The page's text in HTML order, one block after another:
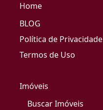
Home
BLOG
Política de Privacidade
Termos de Uso
Imóveis
Buscar Imóveis